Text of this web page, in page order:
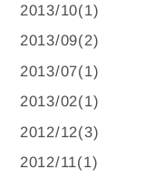
2013/10(1)
2013/09(2)
2013/07(1)
2013/02(1)
2012/12(3)
2012/11(1)